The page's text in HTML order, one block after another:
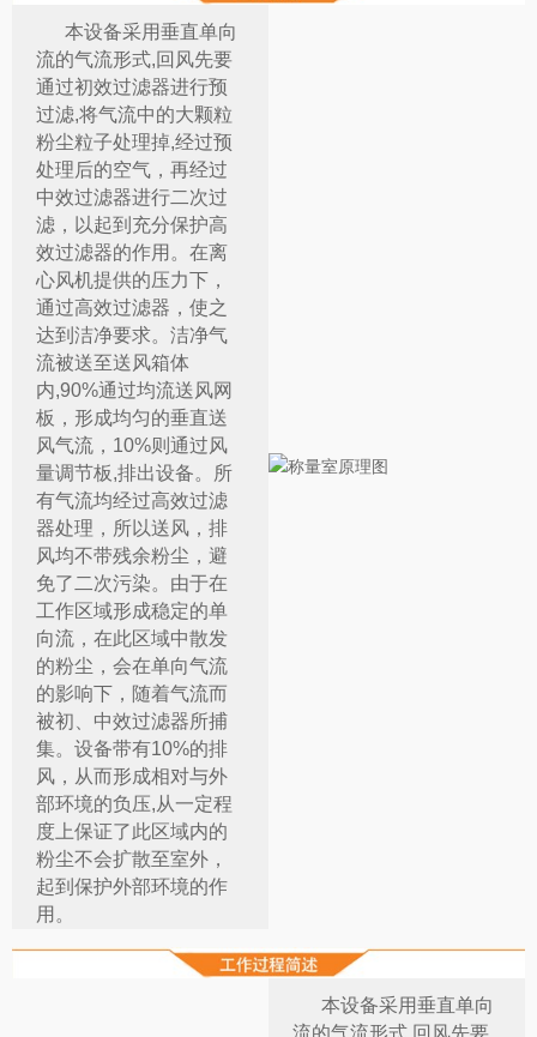
本设备采用垂直单向
流的气流形式,回风先要
通过初效过滤器进行预
过滤,将气流中的大颗粒
粉尘粒子处理掉,经过预
处理后的空气，再经过
中效过滤器进行二次过
滤，以起到充分保护高
效过滤器的作用。在离
心风机提供的压力下，
通过高效过滤器，使之
达到洁净要求。洁净气
流被送至送风箱体
内,90%通过均流送风网
板，形成均匀的垂直送
风气流，10%则通过风
量调节板,排出设备。所
有气流均经过高效过滤
器处理，所以送风，排
风均不带残余粉尘，避
免了二次污染。由于在
工作区域形成稳定的单
向流，在此区域中散发
的粉尘，会在单向气流
的影响下，随着气流而
被初、中效过滤器所捕
集。设备带有10%的排
风，从而形成相对与外
部环境的负压,从一定程
度上保证了此区域内的
粉尘不会扩散至室外，
起到保护外部环境的作
用。
本设备采用垂直单向
流的气流形式,回风先要